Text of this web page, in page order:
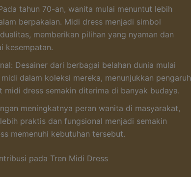
tahun 70-an, wanita mulai menuntut lebih
berpakaian. Midi dress menjadi simbol
memberikan pilihan yang nyaman dan
kesempatan.
Desainer dari berbagai belahan dunia mulai
dalam koleksi mereka, menunjukkan pengaruh
midi dress semakin diterima di banyak budaya.
meningkatnya peran wanita di masyarakat,
praktis dan fungsional menjadi semakin
memenuhi kebutuhan tersebut.
pada Tren Midi Dress